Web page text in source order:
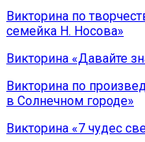
Викторина по
семейка Н. Носова»
Викторина «Давайте
Викторина по
в Солнечном городе»
Викторина «7 чудес